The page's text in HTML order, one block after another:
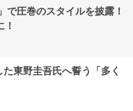
で圧巻のスタイルを披露！
東野圭吾氏へ誓う「多く